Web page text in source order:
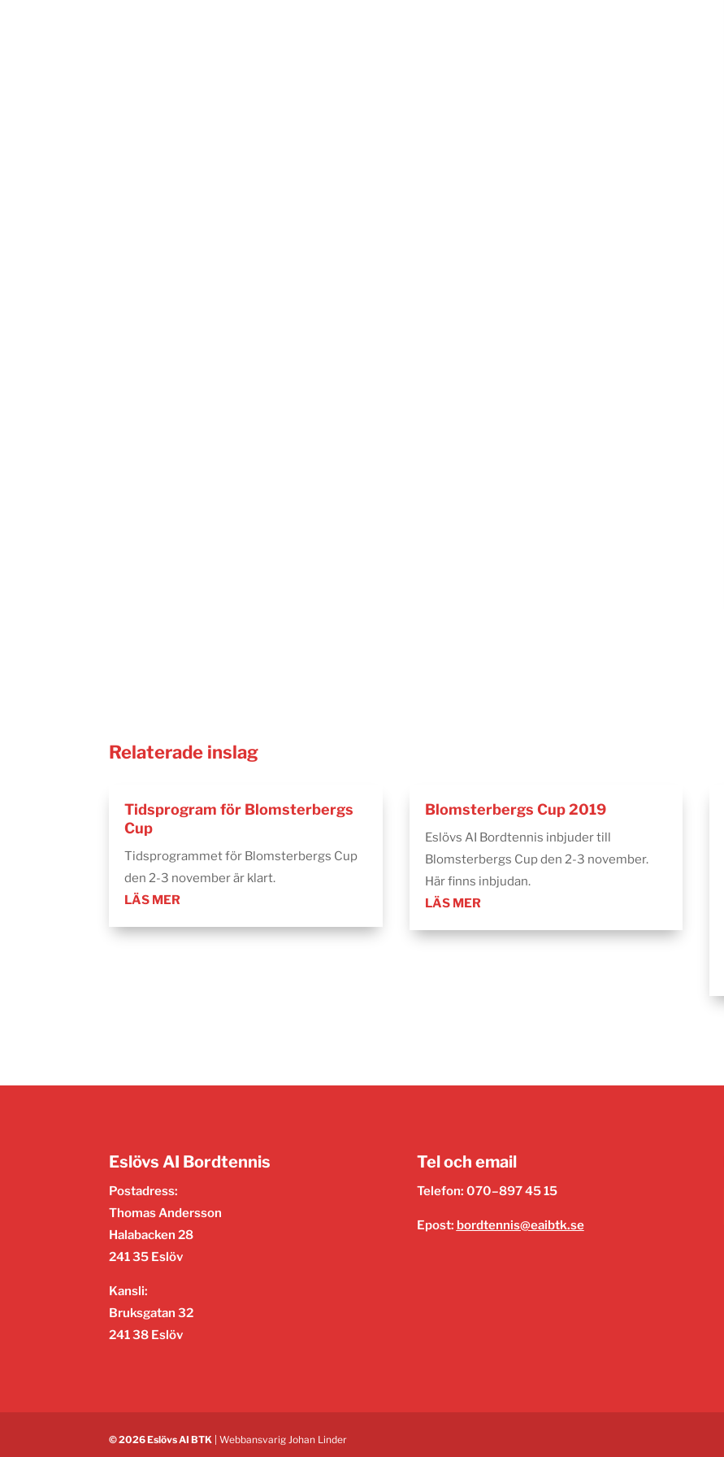
Relaterade inslag
Tidsprogram för Blomsterbergs
Cup
Tidsprogrammet för Blomsterbergs Cup
den 2-3 november är klart.
LÄS MER
Blomsterbergs Cup 2019
Eslövs AI Bordtennis inbjuder till
Blomsterbergs Cup den 2-3 november.
Här finns inbjudan.
LÄS MER
Eslövs AI Bordtennis
Postadress:
Thomas Andersson
Halabacken 28
241 35 Eslöv
Kansli:
Bruksgatan 32
241 38 Eslöv
Tel och email
Telefon: 070–897 45 15
Epost: bordtennis@eaibtk.se
© 2026 Eslövs AI BTK | Webbansvarig Johan Linder